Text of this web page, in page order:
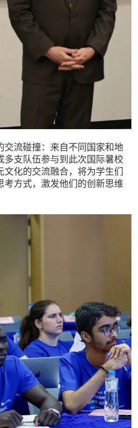
流碰撞：来自不同国家和地
多支队伍参与到此次国际暑校
文化的交流融合，将为学生们
考方式，激发他们的创新思维